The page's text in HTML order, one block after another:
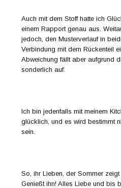
Auch mit dem Stoff hatte ich
einem Rapport genau aus.
jedoch, den Musterverlauf in
Verbindung mit dem Rückenteil
Abweichung fällt aber aufgrund
sonderlich auf.
Ich bin jedenfalls mit meinem
glücklich, und es wird bestimmt
sein.
So, ihr Lieben, der Sommer
Genießt ihn! Alles Liebe und bis